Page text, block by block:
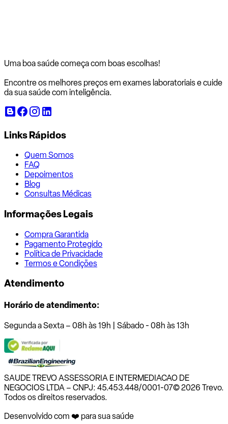
Uma boa saúde começa com boas escolhas!
Encontre os melhores preços em exames laboratoriais e cuide
da sua saúde com inteligência.
Links Rápidos
Quem Somos
FAQ
Depoimentos
Blog
Consultas Médicas
Informações Legais
Compra Garantida
Pagamento Protegido
Política de Privacidade
Termos e Condições
Atendimento
Horário de atendimento:
Segunda a Sexta – 08h às 19h | Sábado - 08h às 13h
SAUDE TREVO ASSESSORIA E INTERMEDIACAO DE
NEGOCIOS LTDA – CNPJ: 45.453.448/0001-07© 2026 Trevo.
Todos os direitos reservados.
Desenvolvido com ❤️ para sua saúde